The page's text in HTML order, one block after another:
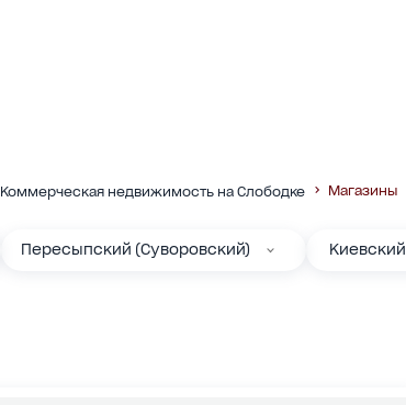
Коммерческая недвижимость на Слободке Магазины
Пересыпский (Суворовский) Киевский